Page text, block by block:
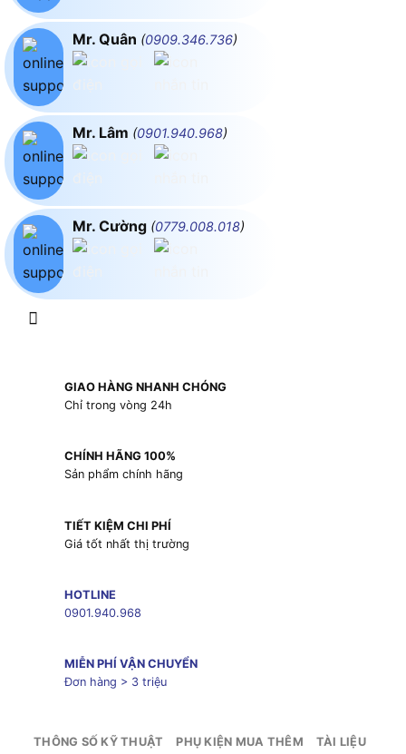
Mr. Quân (0909.346.736)
Mr. Lâm (0901.940.968)
Mr. Cường (0779.008.018)
GIAO HÀNG NHANH CHÓNG
Chỉ trong vòng 24h
CHÍNH HÃNG 100%
Sản phẩm chính hãng
TIẾT KIỆM CHI PHÍ
Giá tốt nhất thị trường
HOTLINE
0901.940.968
MIỄN PHÍ VẬN CHUYỂN
Đơn hàng > 3 triệu
THÔNG SỐ KỸ THUẬT PHỤ KIỆN MUA THÊM TÀI LIỆU